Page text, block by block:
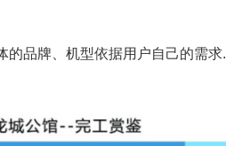
的品牌、机型依据用户自己的需求.